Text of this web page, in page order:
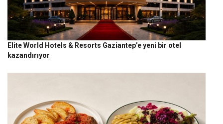
Elite World Hotels & Resorts Gaziantep’e yeni bir otel
kazandırıyor